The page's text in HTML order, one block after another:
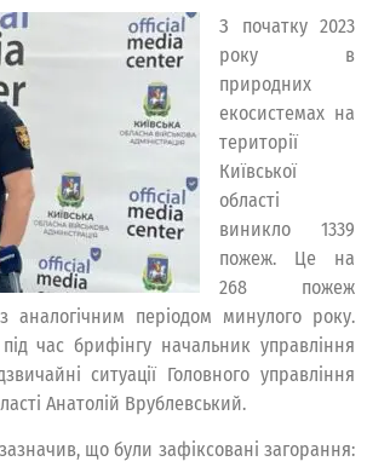
З початку 2023
року в
природних
екосистемах на
території
Київської
області
виникло 1339
пожеж. Це на
268 пожеж
аналогічним періодом минулого року.
час брифінгу начальник управління
ситуації Головного управління
Анатолій Врублевський.
що були зафіксовані загорання: